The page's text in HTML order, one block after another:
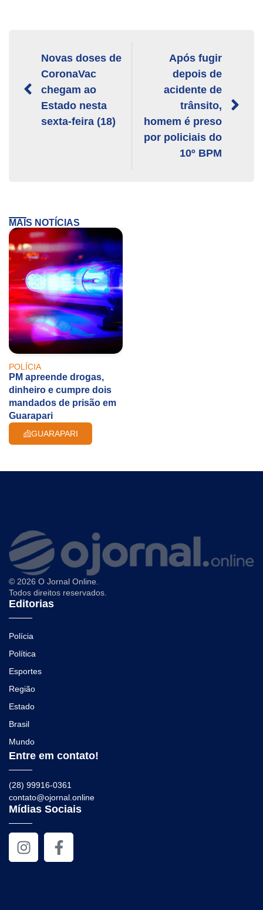
Novas doses de
CoronaVac
chegam ao
Estado nesta
sexta-feira (18)
Após fugir
depois de
acidente de
trânsito,
homem é preso
por policiais do
10º BPM
MAIS NOTÍCIAS
POLÍCIA
PM apreende drogas,
dinheiro e cumpre dois
mandados de prisão em
Guarapari
GUARAPARI
© 2026 O Jornal Online.
Todos direitos reservados.
Editorias
Polícia
Política
Esportes
Região
Estado
Brasil
Mundo
Entre em contato!
(28) 99916-0361
contato@ojornal.online
Mídias Sociais